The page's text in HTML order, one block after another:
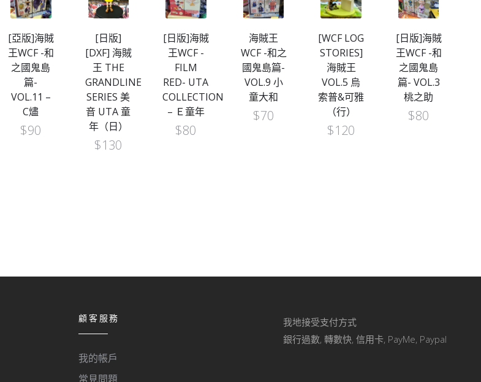
[亞版]海賊
王WCF -和
之國鬼島
篇-
VOL.11 –
C燼
$90
[日版]
[DXF] 海賊
王 THE
GRANDLINE
SERIES 美
音 UTA 童
年（日）
$130
[日版]海賊
王WCF -
FILM
RED- UTA
COLLECTION
– Ｅ童年
$80
海賊王
WCF -和之
國鬼島篇-
VOL.9 小
童大和
$70
[WCF LOG
STORIES]
海賊王
VOL.5 烏
索普&可雅
（行）
$120
[日版]海賊
王WCF -和
之國鬼島
篇- VOL.3
桃之助
$80
顧客服務
我的帳戶
常見問題
我地接受支付方式
銀行過數, 轉數快, 信用卡, PayMe, Paypal